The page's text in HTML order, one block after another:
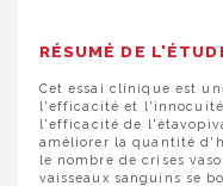
RÉSUMÉ DE
Cet essai clinique est
l'efficacité et
l'efficacité de
améliorer la quantité
le nombre de crises
vaisseaux sanguins se